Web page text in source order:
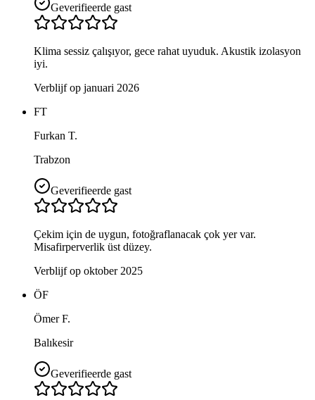
Geverifieerde gast
Klima sessiz çalışıyor, gece rahat uyuduk. Akustik izolasyon
iyi.
Verblijf op januari 2026
FT
Furkan T.
Trabzon
Geverifieerde gast
Çekim için de uygun, fotoğraflanacak çok yer var.
Misafirperverlik üst düzey.
Verblijf op oktober 2025
ÖF
Ömer F.
Balıkesir
Geverifieerde gast